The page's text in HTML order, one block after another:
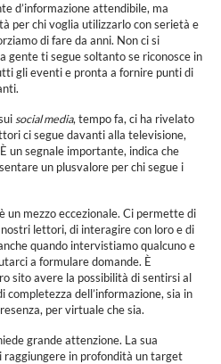
d’informazione attendibile, ma
per chi voglia utilizzarlo con serietà e
di fare da anni. Non ci si
gente ti segue soltanto se riconosce in
gli eventi e pronta a fornire punti di
social media, tempo fa, ci ha rivelato
ci segue davanti alla televisione,
un segnale importante, indica che
un plusvalore per chi segue i
mezzo eccezionale. Ci permette di
lettori, di interagire con loro e di
quando intervistiamo qualcuno e
a formulare domande. È
sito avere la possibilità di sentirsi al
completezza dell’informazione, sia in
per virtuale che sia.
grande attenzione. La sua
raggiungere in profondità un target